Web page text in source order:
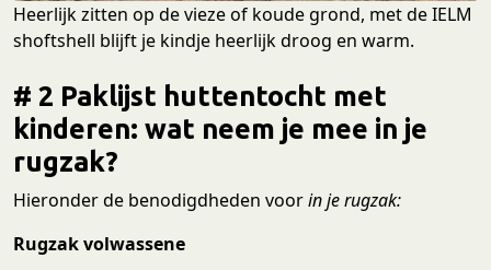
Heerlijk zitten op de vieze of koude grond, met de IELM
shoftshell blijft je kindje heerlijk droog en warm.
# 2 Paklijst huttentocht met
kinderen: wat neem je mee in je
rugzak?
Hieronder de benodigdheden voorin je rugzak:
Rugzak volwassene